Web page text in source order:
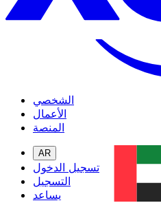
الشخصي
الأعمال
المنصة
AR
تسجيل الدخول
التسجيل
يساعد